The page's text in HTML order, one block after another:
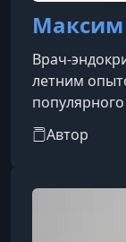
Максим
Врач-
летним
больнице
уникальный
помогает
Автор